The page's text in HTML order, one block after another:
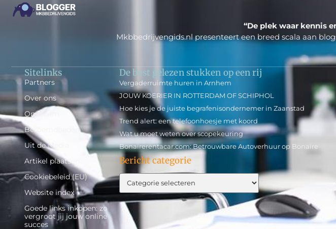
“De plek waar kennis
Mkbbedrijvengids.nl presenteert een breed scala aan
Sitelinks
Partners
Over ons
Ons team
Beroemdheden
Uit de Media
Artikel plaatsen
Cookiebeleid (EU)
Website index
Goede links inkopen: zo
vergroot jij jouw online
succes
De best gelezen stukken op een rij
Vergaderruimte huren in Arnhem
JOUW KOERIER IN ROTTERDAM OF SCHIPHOL
Hoe kies je de juiste begrafenisondernemer in Zaanstad
Trend alert: een telefoonhoesje met koord
Wat u moet weten over scopekeuring
Bonairerentacar.com: Betrouwbare Autoverhuur op Bonaire
Bericht categorie